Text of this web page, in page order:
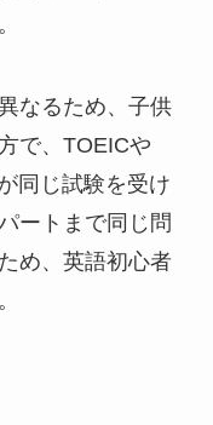
なるため、子供
で、TOEICや
同じ試験を受け
ートまで同じ問
め、英語初心者